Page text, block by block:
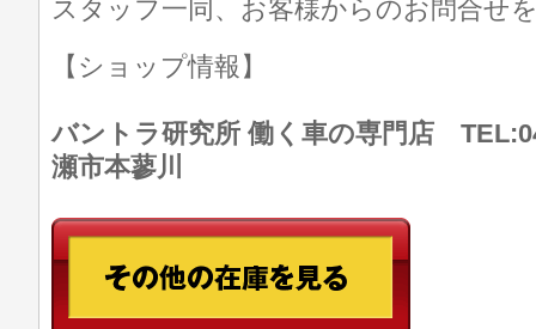
スタッフ一同、お客様からのお問合せ
【ショップ情報】
バントラ研究所 働く車の専門店
瀬市本蓼川